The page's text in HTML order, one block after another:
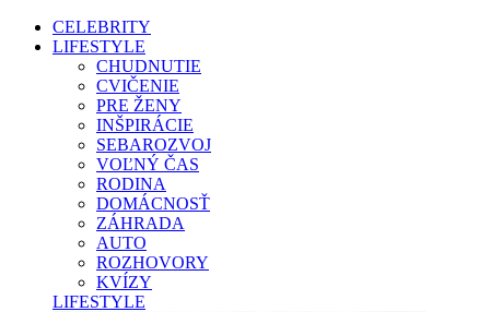
CELEBRITY
LIFESTYLE
CHUDNUTIE
CVIČENIE
PRE ŽENY
INŠPIRÁCIE
SEBAROZVOJ
VOĽNÝ ČAS
RODINA
DOMÁCNOSŤ
ZÁHRADA
AUTO
ROZHOVORY
KVÍZY
LIFESTYLE